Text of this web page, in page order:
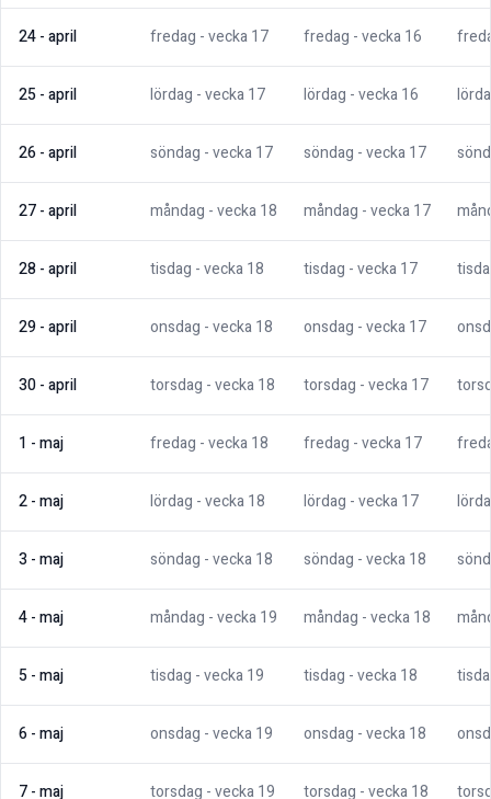
24-april fredag - vecka17 fredag - vecka16
25-april lördag - vecka17 lördag - vecka16
26-april söndag - vecka17 söndag - vecka17
27-april måndag - vecka18 måndag - vecka17
28-april tisdag - vecka18 tisdag - vecka17
29-april onsdag - vecka18 onsdag - vecka17
30-april torsdag - vecka18 torsdag - vecka17
1 -maj fredag - vecka18 fredag - vecka17
2-maj lördag - vecka18 lördag - vecka17
3 -maj söndag - vecka18 söndag - vecka18
4-maj måndag - vecka19 måndag - vecka18
5-maj tisdag - vecka19 tisdag - vecka18
6-maj onsdag - vecka19 onsdag - vecka18
7-maj torsdag - vecka19 torsdag - vecka18